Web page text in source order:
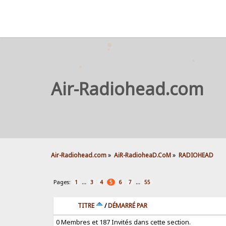
Air-Radiohead.com
Air-Radiohead.com» AiR-RadioheaD.CoM» RADIOHEAD
Pages: 1 ... 3 4 5 6 7 ... 55
TITRE /DÉMARRÉ PAR
0 Membres et 187 Invités dans cette section.